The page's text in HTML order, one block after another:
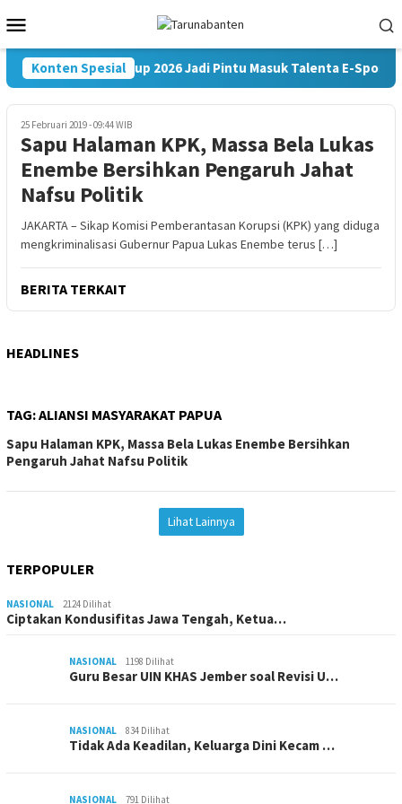
ke
kontenMobile
Konten Spesial
Kapolri Cup 2026 Jadi Pintu Masuk Talenta E-Sports
25 Februari 2019 - 09:44 WIB
Sapu Halaman KPK, Massa Bela Lukas
Enembe Bersihkan Pengaruh Jahat
Nafsu Politik
JAKARTA – Sikap Komisi Pemberantasan Korupsi (KPK) yang diduga
mengkriminalisasi Gubernur Papua Lukas Enembe terus […]
BERITA TERKAIT
HEADLINES
TAG:ALIANSI MASYARAKAT PAPUA
Sapu Halaman KPK, Massa Bela Lukas Enembe Bersihkan
Pengaruh Jahat Nafsu Politik
Lihat Lainnya
TERPOPULER
NASIONAL 2124 Dilihat
Ciptakan Kondusifitas Jawa Tengah, Ketua…
NASIONAL 1198 Dilihat
Guru Besar UIN KHAS Jember soal Revisi U…
NASIONAL 834 Dilihat
Tidak Ada Keadilan, Keluarga Dini Kecam …
NASIONAL 791 Dilihat